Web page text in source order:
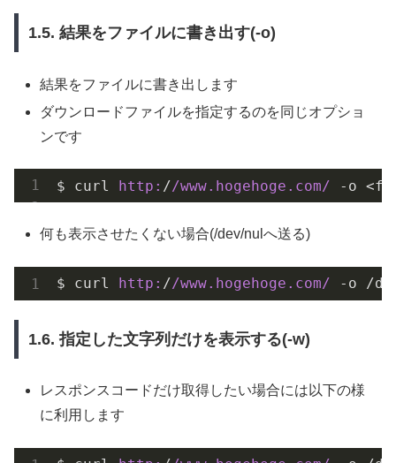
1.5. 結果をファイルに書き出す(-o)
結果をファイルに書き出します
ダウンロードファイルを指定するのを同じオプショ
ンです
$ curl http: //www.hogehoge.com/
何も表示させたくない場合(/dev/nulへ送る)
$ curl http: //www.hogehoge.com/
1.6. 指定した文字列だけを表示する(-w)
レスポンスコードだけ取得したい場合には以下の様
に利用します